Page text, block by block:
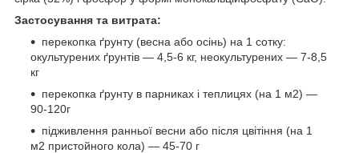
Застосування та витрата:
перекопка ґрунту (весна або осінь) на 1 сотку:
окультурених ґрунтів — 4,5-6 кг, неокультурених — 7-8,5
кг
перекопка ґрунту в парниках і теплицях (на 1 м2) —
90-120г
підживлення ранньої весни або після цвітіння (на 1
м2 пристойного кола) — 45-70 г